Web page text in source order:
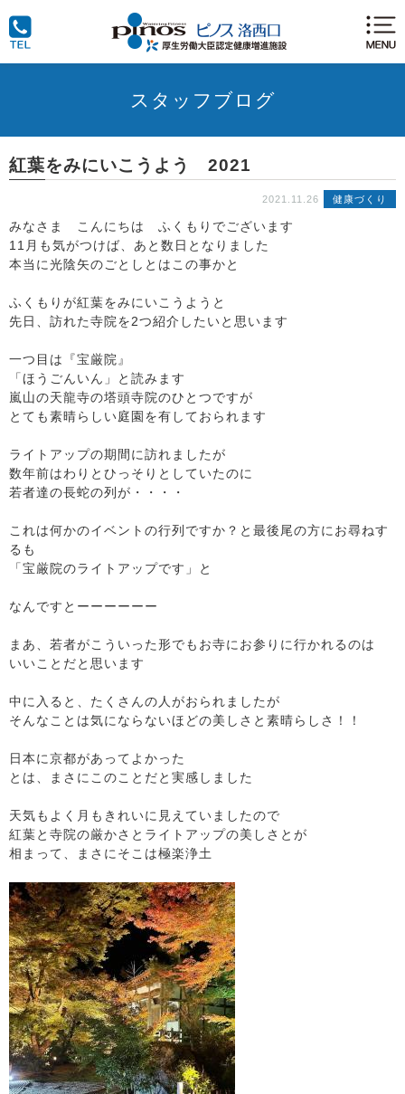
スタッフブログ
紅葉をみにいこうよう 2021
2021.11.26 健康づくり
みなさま こんにちは ふくもりでございます
11月も気がつけば、あと数日となりました
本当に光陰矢のごとしとはこの事かと
ふくもりが紅葉をみにいこうようと
先日、訪れた寺院を2つ紹介したいと思います
一つ目は『宝厳院』
「ほうごんいん」と読みます
嵐山の天龍寺の塔頭寺院のひとつですが
とても素晴らしい庭園を有しておられます
ライトアップの期間に訪れましたが
数年前はわりとひっそりとしていたのに
若者達の長蛇の列が・・・・
これは何かのイベントの行列ですか？と最後尾の方にお尋ねす
るも
「宝厳院のライトアップです」と
なんですとーーーーーー
まあ、若者がこういった形でもお寺にお参りに行かれるのは
いいことだと思います
中に入ると、たくさんの人がおられましたが
そんなことは気にならないほどの美しさと素晴らしさ！！
日本に京都があってよかった
とは、まさにこのことだと実感しました
天気もよく月もきれいに見えていましたので
紅葉と寺院の厳かさとライトアップの美しさとが
相まって、まさにそこは極楽浄土